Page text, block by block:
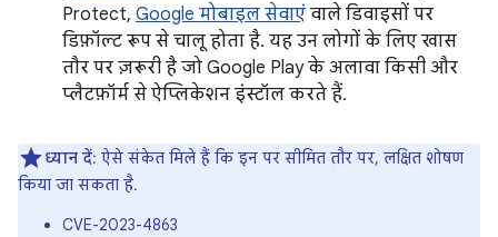
Protect, Google मोबाइल सेवाएं वाले डिवाइसों पर
डिफ़ॉल्ट रूप से चालू होता है. यह उन लोगों के लिए खास
तौर पर ज़रूरी है जो Google Play के अलावा किसी और
प्लैटफ़ॉर्म से ऐप्लिकेशन इंस्टॉल करते हैं.
ध्यान दें: ऐसे संकेत मिले हैं कि इन पर सीमित तौर पर, लक्षित शोषण
किया जा सकता है.
CVE-2023-4863